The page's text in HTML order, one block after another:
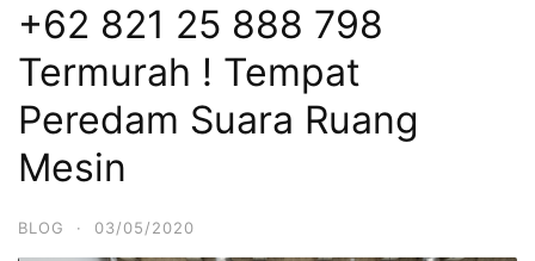
+62 821 25 888 798
Termurah ! Tempat
Peredam Suara Ruang
Mesin
BLOG · 03/05/2020